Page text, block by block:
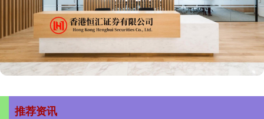
推荐资讯